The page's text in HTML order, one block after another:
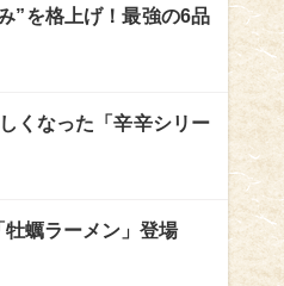
”を格上げ！最強の6品
くなった「辛辛シリー
蠣ラーメン」登場